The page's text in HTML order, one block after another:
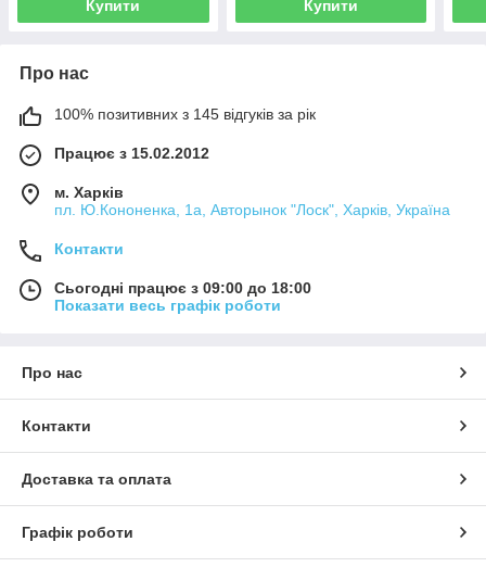
Купити Купити
Про нас
100% позитивних з 145 відгуків за рік
Працює з 15.02.2012
м. Харків
пл. Ю.Кононенка, 1а, Авторынок "Лоск", Харків, Україна
Контакти
Сьогодні працює з 09:00 до 18:00
Показати весь графік роботи
Про нас
Контакти
Доставка та оплата
Графік роботи